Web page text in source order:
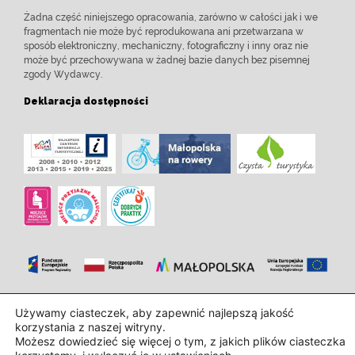
Żadna część niniejszego opracowania, zarówno w całości jak i we
fragmentach nie może być reprodukowana ani przetwarzana w
sposób elektroniczny, mechaniczny, fotograficzny i inny oraz nie
może być przechowywana w żadnej bazie danych bez pisemnej
zgody Wydawcy.
Deklaracja dostępności
Zaprojektowanie i wdrożenie: InTechHouse.com
Używamy ciasteczek, aby zapewnić najlepszą jakość
korzystania z naszej witryny.
Możesz dowiedzieć się więcej o tym, z jakich plików ciasteczka